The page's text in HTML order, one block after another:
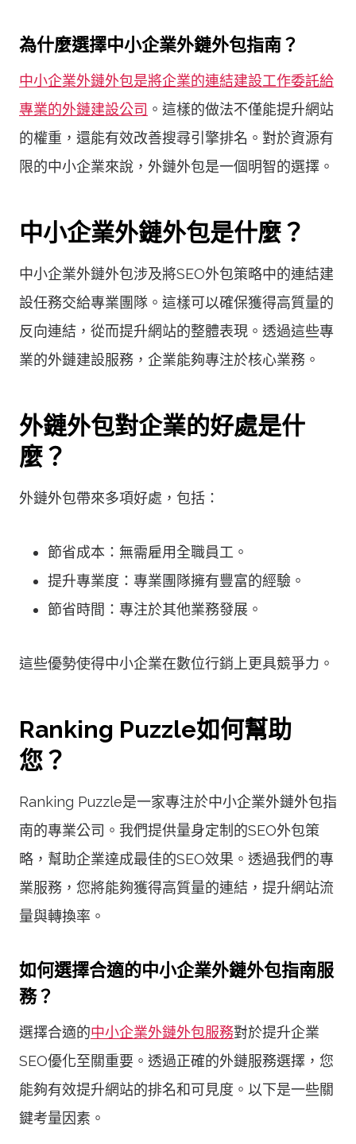
為什麼選擇中小企業外鏈外包指南？
中小企業外鏈外包是將企業的連結建設工作委託給
專業的外鏈建設公司 。這樣的做法不僅能提升網站
的權重，還能有效改善搜尋引擎排名。對於資源有
限的中小企業來說，外鏈外包是一個明智的選擇。
中小企業外鏈外包是什麼？
中小企業外鏈外包涉及將SEO外包策略中的連結建
設任務交給專業團隊。這樣可以確保獲得高質量的
反向連結，從而提升網站的整體表現。透過這些專
業的外鏈建設服務，企業能夠專注於核心業務。
外鏈外包對企業的好處是什
麼？
外鏈外包帶來多項好處，包括：
節省成本：無需雇用全職員工。
提升專業度：專業團隊擁有豐富的經驗。
節省時間：專注於其他業務發展。
這些優勢使得中小企業在數位行銷上更具競爭力。
Ranking Puzzle如何幫助
您？
Ranking Puzzle是一家專注於中小企業外鏈外包指
南的專業公司。我們提供量身定制的SEO外包策
略，幫助企業達成最佳的SEO效果。透過我們的專
業服務，您將能夠獲得高質量的連結，提升網站流
量與轉換率。
如何選擇合適的中小企業外鏈外包指南服
務？
選擇合適的中小企業外鏈外包服務對於提升企業
SEO優化至關重要。透過正確的外鏈服務選擇，您
能夠有效提升網站的排名和可見度。以下是一些關
鍵考量因素。